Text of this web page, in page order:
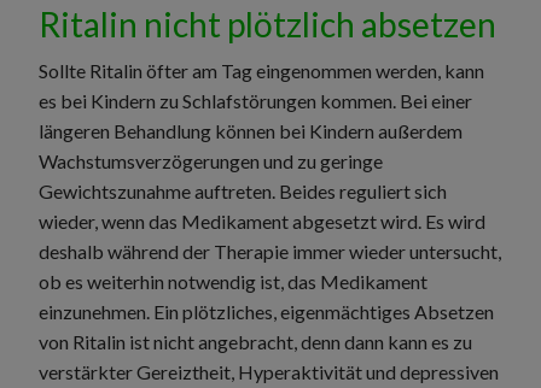
Ritalin nicht plötzlich absetzen
Sollte Ritalin öfter am Tag eingenommen werden, kann
es bei Kindern zu Schlafstörungen kommen. Bei einer
längeren Behandlung können bei Kindern außerdem
Wachstumsverzögerungen und zu geringe
Gewichtszunahme auftreten. Beides reguliert sich
wieder, wenn das Medikament abgesetzt wird. Es wird
deshalb während der Therapie immer wieder untersucht,
ob es weiterhin notwendig ist, das Medikament
einzunehmen. Ein plötzliches, eigenmächtiges Absetzen
von Ritalin ist nicht angebracht, denn dann kann es zu
verstärkter Gereiztheit, Hyperaktivität und depressiven